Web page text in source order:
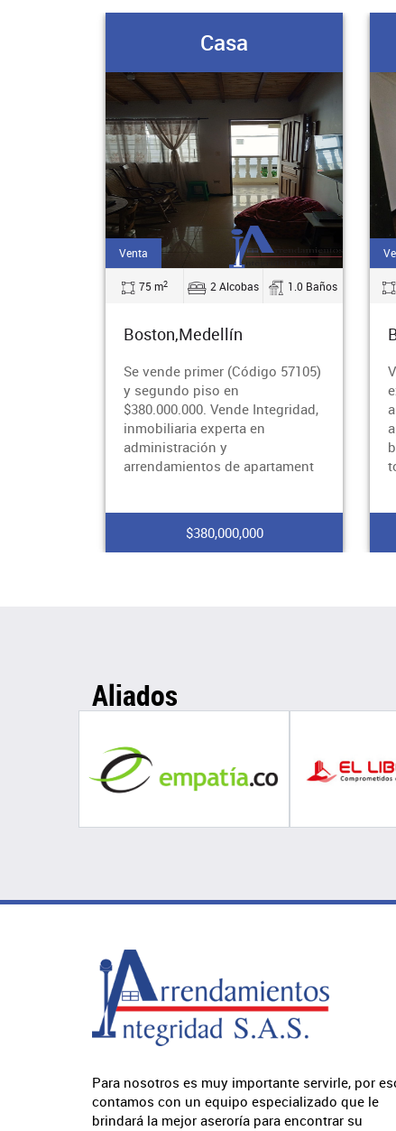
Casa
Venta
75 m2 2 Alcobas 1.0 Baños
Boston,Medellín
Se vende primer (Código 57105)
y segundo piso en
$380.000.000. Vende Integridad,
inmobiliaria experta en
administración y
arrendamientos de apartament
$380,000,000
Aliados
Para nosotros es muy importante servirle, por
contamos con un equipo especializado que le
brindará la mejor aseroría para encontrar su